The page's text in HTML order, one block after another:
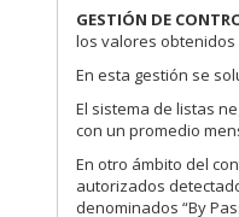
GESTIÓN DE
los valores
En esta gestión se
El sistema de listas
con un promedio
En otro ámbito del
autorizados
denominados “By